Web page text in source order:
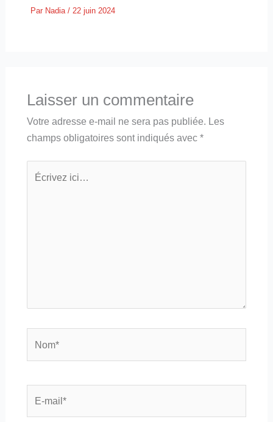
Par Nadia / 22 juin 2024
Laisser un commentaire
Votre adresse e-mail ne sera pas publiée. Les
champs obligatoires sont indiqués avec *
ici…